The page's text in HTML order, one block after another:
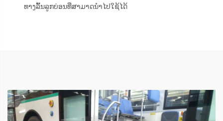
ທາງລົ້ນລູກບ່ອນທີ່ສາມາດນຳໄປໃຊ້ໄດ້